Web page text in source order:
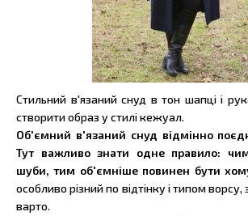
Стильний в'язаний снуд в тон шапці і
створити образ у стилі кежуал.
Об'ємний в'язаний снуд відмінно
Тут важливо знати одне правило:
шуби, тим об'ємніше повинен бути
особливо різний по відтінку і типом
варто.